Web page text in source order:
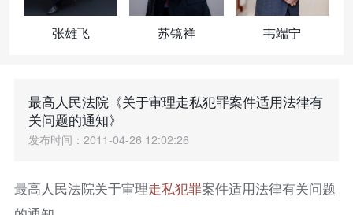
张雄飞 苏镜祥 韦端宁
最高人民法院《关于审理走私犯罪案件适用法律有
关问题的通知》
发布时间：2011-04-26 12:02:26
最高人民法院关于审理走私犯罪案件适用法律有关问题